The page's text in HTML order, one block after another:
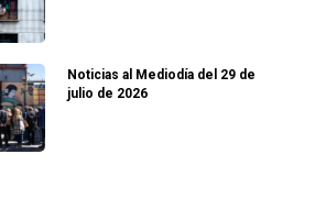
Noticias al Mediodía del 29 de
julio de 2026